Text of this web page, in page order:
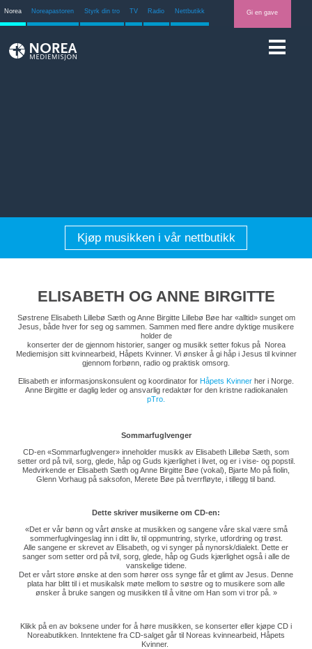
Norea Noreapastoren Styrk din tro TV Radio Nettbutikk Gi en gave
Kjøp musikken i vår nettbutikk
ELISABETH OG ANNE BIRGITTE
Søstrene Elisabeth Lillebø Sæth og Anne Birgitte Lillebø Bøe har «alltid» sunget om
Jesus, både hver for seg og sammen. Sammen med flere andre dyktige musikere
holder de
konserter der de gjennom historier, sanger og musikk setter fokus på Norea
Mediemisjon sitt kvinnearbeid, Håpets Kvinner. Vi ønsker å gi håp i Jesus til kvinner
gjennom forbønn, radio og praktisk omsorg.
Elisabeth er informasjonskonsulent og koordinator for Håpets Kvinner her i Norge.
Anne Birgitte er daglig leder og ansvarlig redaktør for den kristne radiokanalen
pTro
Sommarfuglvenger
CD-en «Sommarfuglvenger» inneholder musikk av Elisabeth Lillebø Sæth, som
setter ord på tvil, sorg, glede, håp og Guds kjærlighet i livet, og er i vise- og popstil.
Medvirkende er Elisabeth Sæth og Anne Birgitte Bøe (vokal), Bjarte Mo på fiolin,
Glenn Vorhaug på saksofon, Merete Bøe på tverrfløyte, i tillegg til band.
Dette skriver musikerne om CD-en:
«Det er vår bønn og vårt ønske at musikken og sangene våre skal være små
sommerfuglvingeslag inn i ditt liv, til oppmuntring, styrke, utfordring og trøst.
Alle sangene er skrevet av Elisabeth, og vi synger på nynorsk/dialekt. Dette er
sanger som setter ord på tvil, sorg, glede, håp og Guds kjærlighet også i alle de
vanskelige tidene.
Det er vårt store ønske at den som hører oss synge får et glimt av Jesus. Denne
plata har blitt til i et musikalsk møte mellom to søstre og to musikere som alle
ønsker å bruke sangen og musikken til å vitne om Han som vi tror på. »
Klikk på en av boksene under for å høre musikken, se konserter eller kjøpe CD i
Noreabutikken. Inntektene fra CD-salget går til Noreas kvinnearbeid, Håpets
Kvinner.